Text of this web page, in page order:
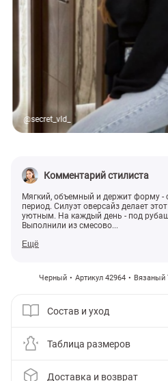
@secret_vld_
Комментарий стилиста
Мягкий, объемный и держит форму -
период. Силуэт оверсайз делает
уютным. На каждый день - под
Выполнили из смесово...
Ещё
Черный Артикул 42964 Вязаный
Состав и уход
Таблица размеров
Доставка и возврат